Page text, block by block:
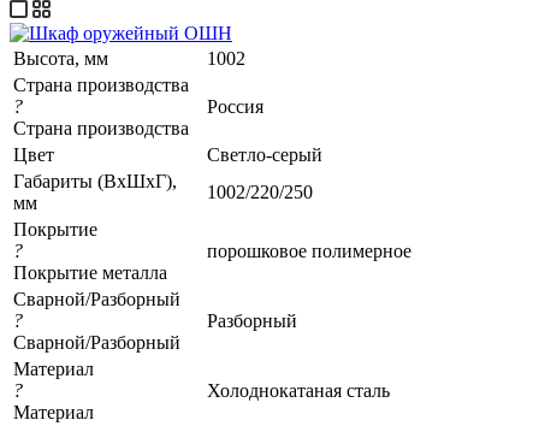
Высота, мм
1002
Страна производства
?
Страна производства
Россия
Цвет
Светло-серый
Габариты (ВхШхГ),
мм
1002/220/250
Покрытие
?
Покрытие металла
порошковое полимерное
Сварной/Разборный
?
Сварной/Разборный
Разборный
Материал
?
Материал
Холоднокатаная сталь